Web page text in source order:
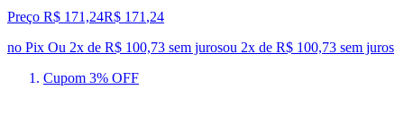
Preço R$ 171,24R$ 171 ,24
no Pix Ou 2x de R$ 100,73 sem jurosou 2x de R$ 100,73 sem juros
Cupom 3% OFF